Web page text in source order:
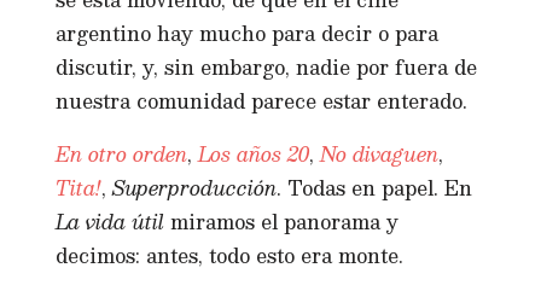
argentino hay mucho para decir o para
discutir, y, sin embargo, nadie por fuera de
nuestra comunidad parece estar enterado.
En otro orden,Los años 20,No divaguen,
Tita!,Superproducción. Todas en papel. En
La vida útilmiramos el panorama y
decimos: antes, todo esto era monte.